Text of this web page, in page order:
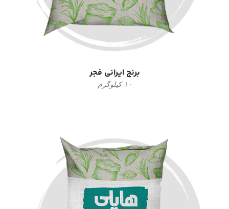
برنج ایرانی فجر
۱۰ کیلوگرم